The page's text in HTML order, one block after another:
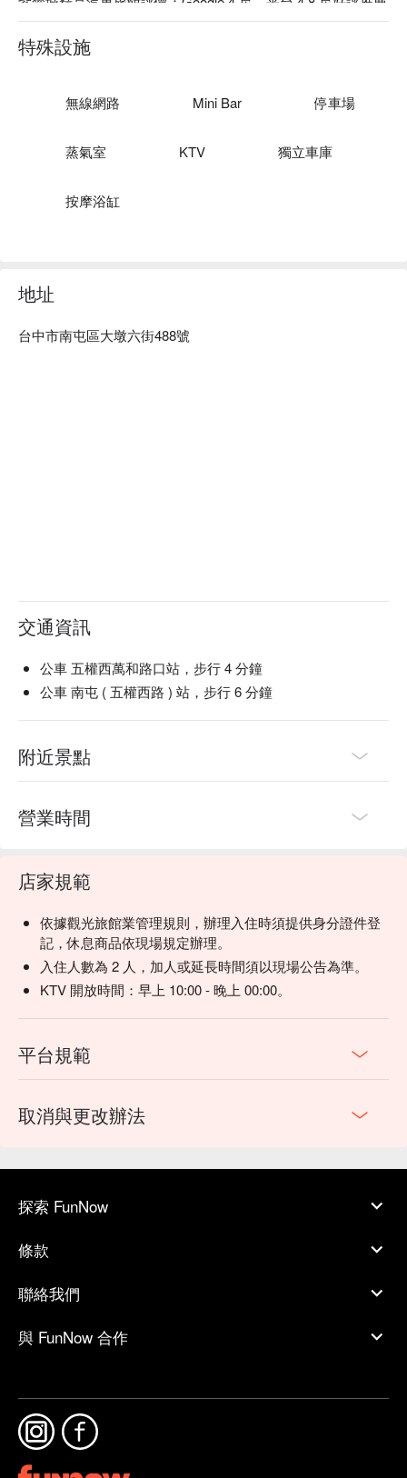
紫禁城精品汽車旅館推薦：國道 1 號南屯交流道下約 10 分鐘
車程時間。鄰近文心公園、草悟道、忠信市場等著名觀光景
點。方便的交通環境，讓您可以輕鬆體驗台中之旅。
禁城精品汽車旅館休息方案立刻查看⬇︎
特殊設施
無線網路 Mini Bar 停車場
蒸氣室 KTV 獨立車庫
按摩浴缸
地址
台中市南屯區大墩六街488號
交通資訊
公車 五權西萬和路口站，步行 4 分鐘
公車 南屯 ( 五權西路 ) 站，步行 6 分鐘
附近景點
營業時間
店家規範
依據觀光旅館業管理規則，辦理入住時須提供身分證件登
記，休息商品依現場規定辦理。
入住人數為 2 人，加人或延長時間須以現場公告為準。
KTV 開放時間：早上 10:00 - 晚上 00:00。
平台規範
取消與更改辦法
探索 FunNow
條款
聯絡我們
與 FunNow 合作